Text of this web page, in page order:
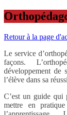
Retour à la page
Le service
façons.
développement de
l’élève dans sa
C’est un guide qui
mettre en